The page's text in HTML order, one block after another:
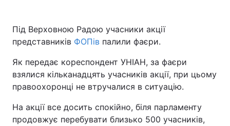
Під Верховною Радою учасники акції
представників ФОПів палили фаєри.
Як передає кореспондент УНІАН, за фаєри
взялися кільканадцять учасників акції, при цьому
правоохоронці не втручалися в ситуацію.
На акції все досить спокійно, біля парламенту
продовжує перебувати близько 500 учасників,